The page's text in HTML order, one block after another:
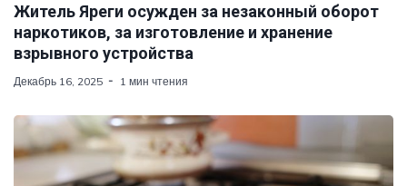
Житель Яреги осужден за незаконный оборот
наркотиков, за изготовление и хранение
взрывного устройства
Декабрь 16, 2025 1 мин чтения